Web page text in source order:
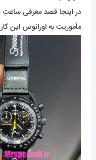
مأموریت به اورانوس این